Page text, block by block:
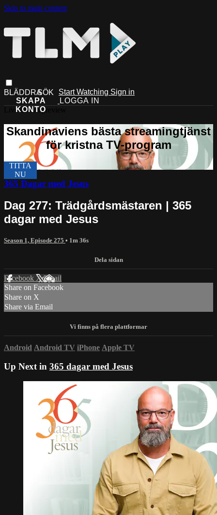
Skip to main content
Start Watching Sign in
Live stream preview
365 Dagar med Jesus
Dag 277: Trädgårdsmästaren | 365
dagar med Jesus
Season 1, Episode 275 • 1m 36s
Facebook XEmail
Share on Facebook
Share on X
Share via Email
Android Android TV iPhone Apple TV
Up Next in 365 dagar med Jesus